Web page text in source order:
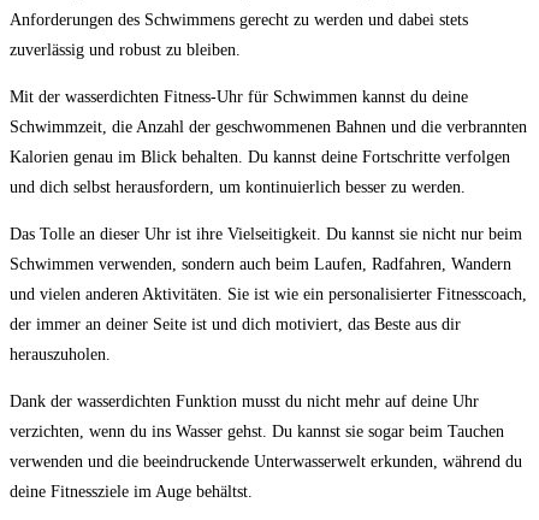
Anforderungen des Schwimmens gerecht zu⁣ werden ⁤und dabei stets
zuverlässig und ⁤robust zu‌ bleiben.
Mit der wasserdichten Fitness-Uhr für Schwimmen kannst du deine
Schwimmzeit, die Anzahl‍ der geschwommenen Bahnen und ⁤die verbrannten
Kalorien ​genau im Blick ‌behalten. Du kannst deine ⁣Fortschritte verfolgen
und dich selbst herausfordern, um​ kontinuierlich besser ⁣zu werden.
Das Tolle an dieser Uhr ist ihre Vielseitigkeit. Du kannst‍ sie nicht nur beim
Schwimmen verwenden, sondern auch beim ⁣Laufen, Radfahren,⁤ Wandern
und​ vielen anderen ‍Aktivitäten. Sie ‌ist wie ein personalisierter Fitnesscoach,
der immer an deiner​ Seite ⁢ist und dich​ motiviert, das Beste⁣ aus dir
herauszuholen.
Dank der wasserdichten Funktion⁣ musst⁣ du nicht mehr auf deine Uhr
verzichten, wenn du ins Wasser gehst. Du kannst sie sogar beim Tauchen
verwenden und die beeindruckende Unterwasserwelt​ erkunden, während ⁤du
deine Fitnessziele im Auge behältst.